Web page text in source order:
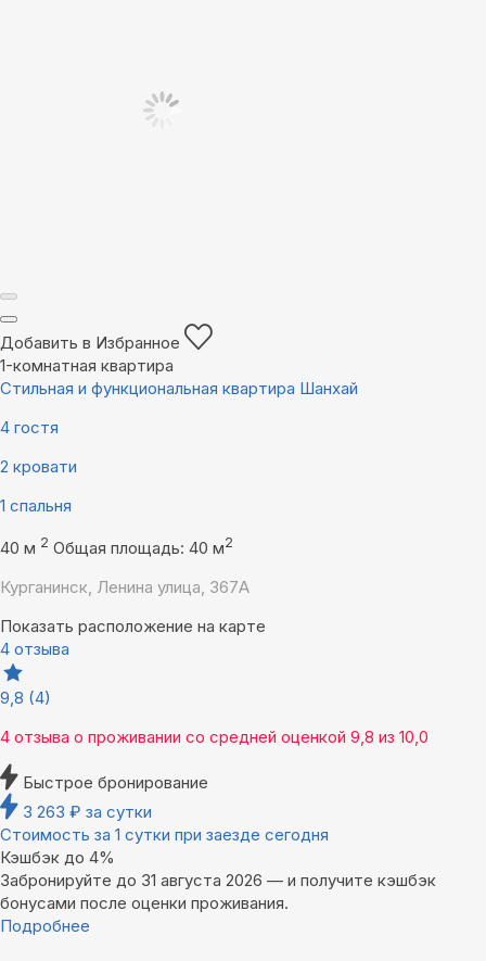
Добавить в Избранное
1-комнатная квартира
Стильная и функциональная квартира Шанхай
4 гостя
2 кровати
1 спальня
40 м 2 Общая площадь: 40 м2
Курганинск, Ленина улица, 367А
Показать расположение на карте
4 отзыва
9,8 (4)
4 отзыва о проживании со средней оценкой 9,8 из 10,0
Быстрое бронирование
3 263 ₽ за сутки
Стоимость за 1 сутки при заезде сегодня
Кэшбэк до 4%
Забронируйте до 31 августа 2026 — и получите кэшбэк
бонусами после оценки проживания.
Подробнее